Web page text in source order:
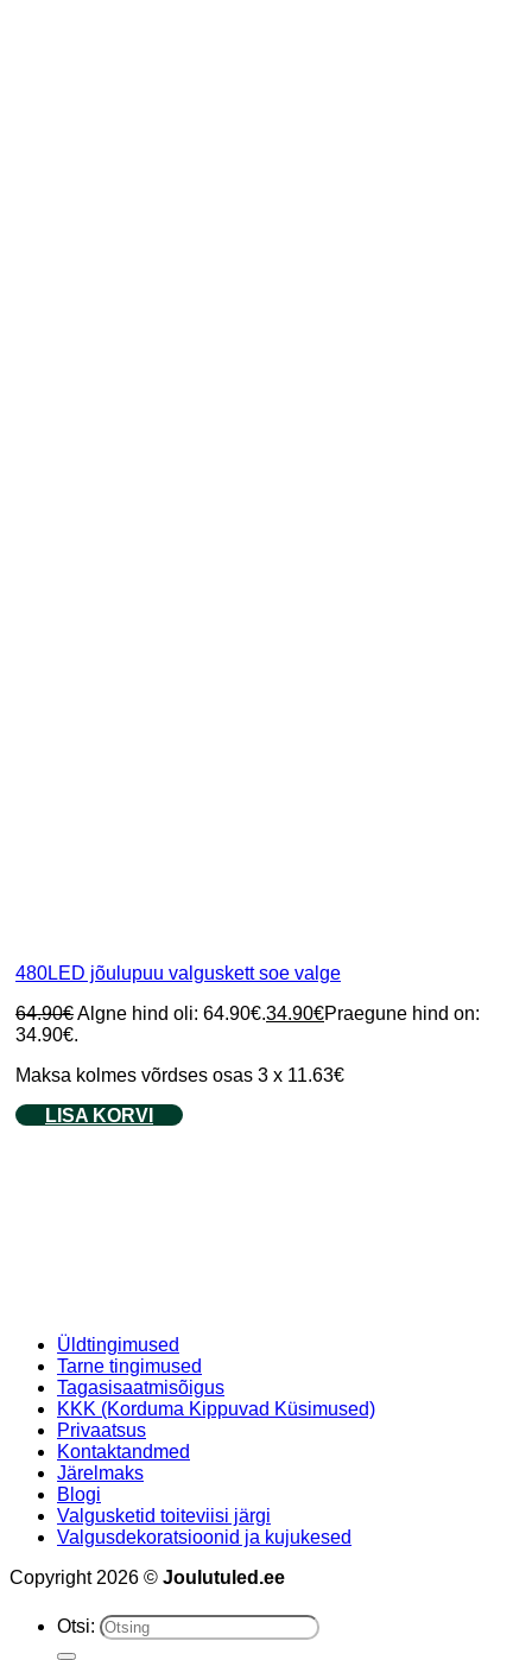
480LED jõulupuu valguskett soe valge
64.90€Algne hind oli: 64.90€.34.90€Praegune hind on:
34.90€.
Maksa kolmes võrdses osas 3 x 11.63€
LISA KORVI
Üldtingimused
Tarne tingimused
Tagasisaatmisõigus
KKK (Korduma Kippuvad Küsimused)
Privaatsus
Kontaktandmed
Järelmaks
Blogi
Valgusketid toiteviisi järgi
Valgusdekoratsioonid ja kujukesed
Copyright 2026 © Joulutuled.ee
Otsi: